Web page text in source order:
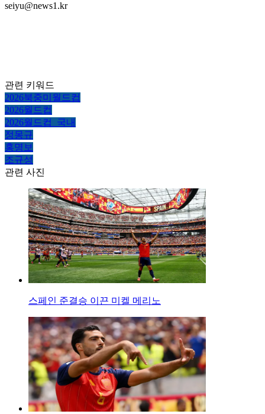
seiyu@news1.kr
관련 키워드
2026북중미월드컵
2026월드컵
2026월드컵_국내
정몽규
홍명보
조규성
관련 사진
스페인 준결승 이끈 미켈 메리노